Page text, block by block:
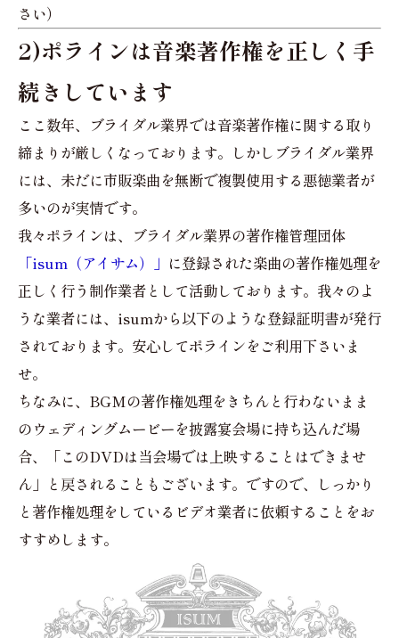
さい）
2)ポラインは音楽著作権を正しく手
続きしています
ここ数年、ブライダル業界では音楽著作権に関する取り
締まりが厳しくなっております。しかしブライダル業界
には、未だに市販楽曲を無断で複製使用する悪徳業者が
多いのが実情です。
我々ポラインは、ブライダル業界の著作権管理団体
「isum（アイサム）」 に登録された楽曲の著作権処理を
正しく行う制作業者として活動しております。我々のよ
うな業者には、isumから以下のような登録証明書が発行
されております。安心してポラインをご利用下さいま
せ。
ちなみに、BGMの著作権処理をきちんと行わないまま
のウェディングムービーを披露宴会場に持ち込んだ場
合、「このDVDは当会場では上映することはできませ
ん」と戻されることもございます。ですので、しっかり
と著作権処理をしているビデオ業者に依頼することをお
すすめします。